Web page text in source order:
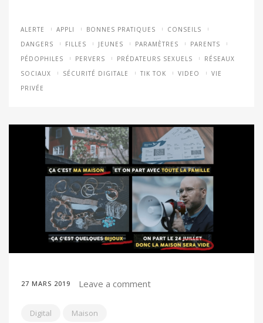
ALERTE APPLI BONNES PRATIQUES
CONSEILS
DANGERS
FILLES JEUNES PARAMÈTRES
PARENTS
PÉDOPHILES
PERVERS PRÉDATEURS SEXUELS
RÉSEAUX
SOCIAUX
SÉCURITÉ DIGITALE TIK TOK VIDEO
VIE
PRIVÉE
27 MARS 2019 Leave a comment
Digital Maison